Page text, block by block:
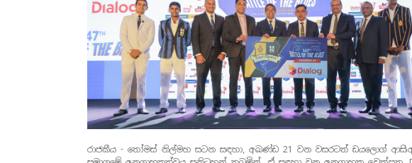
රාජකීය - තෝමස් නිල්මහ සටන සඳහා, අඛණ්ඩ 21 වන වසරටත් ඩයලොග්